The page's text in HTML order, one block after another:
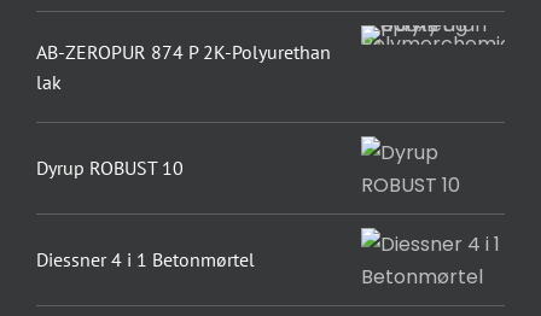
AB-ZEROPUR 874 P 2K-Polyurethan
lak
Dyrup ROBUST 10
Diessner 4 i 1 Betonmørtel